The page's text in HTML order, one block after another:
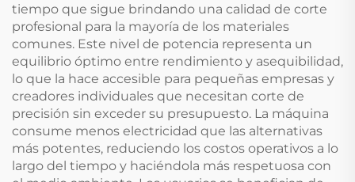
tiempo que sigue brindando una calidad de corte
profesional para la mayoría de los materiales
comunes. Este nivel de potencia representa un
equilibrio óptimo entre rendimiento y asequibilidad,
lo que la hace accesible para pequeñas empresas y
creadores individuales que necesitan corte de
precisión sin exceder su presupuesto. La máquina
consume menos electricidad que las alternativas
más potentes, reduciendo los costos operativos a lo
largo del tiempo y haciéndola más respetuosa con